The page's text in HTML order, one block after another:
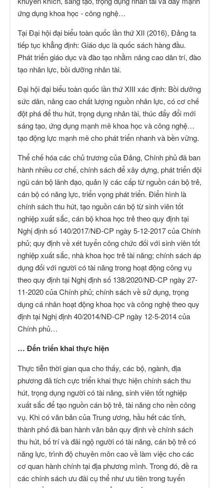
ứng dụng khoa học - công nghệ…
Tại Đại hội đại biểu toàn quốc lần thứ XII (2016), Đảng ta
tiếp tục khẳng định: Giáo dục là quốc sách hàng đầu.
Phát triển giáo dục và đào tạo nhằm nâng cao dân trí, đào
tạo nhân lực, bồi dưỡng nhân tài.
Đại hội đại biểu toàn quốc lần thứ XIII xác định: Bồi dưỡng
sức dân, nâng cao chất lượng nguồn nhân lực, có cơ chế
đột phá để thu hút, trọng dụng nhân tài, thúc đẩy đổi mới
sáng tạo, ứng dụng mạnh mẽ khoa học và công nghệ…
tạo động lực mạnh mẽ cho phát triển nhanh và bền vững.
Thể chế hóa các chủ trương của Đảng, Chính phủ đã ban
hành nhiều cơ chế, chính sách để xây dựng, phát triển đội
ngũ cán bộ lãnh đạo, quản lý các cấp từ nguồn cán bộ trẻ,
cán bộ có năng lực, triển vọng phát triển. Điển hình là
chính sách thu hút, tạo nguồn cán bộ từ sinh viên tốt
nghiệp xuất sắc, cán bộ khoa học trẻ theo quy định tại
Nghị định số 140/2017/NĐ-CP ngày 5-12-2017 của Chính
phủ; quy định về xét tuyển công chức đối với sinh viên tốt
nghiệp xuất sắc, nhà khoa học trẻ tài năng; chính sách áp
dụng đối với người có tài năng trong hoạt động công vụ
theo quy định tại Nghị định số 138/2020/NĐ-CP ngày 27-
11-2020 của Chính phủ; chính sách về sử dụng, trọng
dụng cá nhân hoạt động khoa học và công nghệ theo quy
định tại Nghị định 40/2014/NĐ-CP ngày 12-5-2014 của
Chính phủ…
… Đến triển khai thực hiện
Thực tiễn thời gian qua cho thấy, các bộ, ngành, địa
phương đã tích cực triển khai thực hiện chính sách thu
hút, trọng dụng người có tài năng, sinh viên tốt nghiệp
xuất sắc để tạo nguồn cán bộ trẻ, tài năng cho nền công
vụ. Khi có văn bản của Trung ương, hầu hết các tỉnh,
thành phố đã ban hành văn bản quy định về chính sách
thu hút, bố trí và đãi ngộ người có tài năng, cán bộ trẻ có
năng lực, trình độ chuyên môn cao về làm việc cho các
cơ quan hành chính tại địa phương mình. Trong đó, đề ra
các chính sách ưu đãi cụ thể như ưu tiên trong tuyển